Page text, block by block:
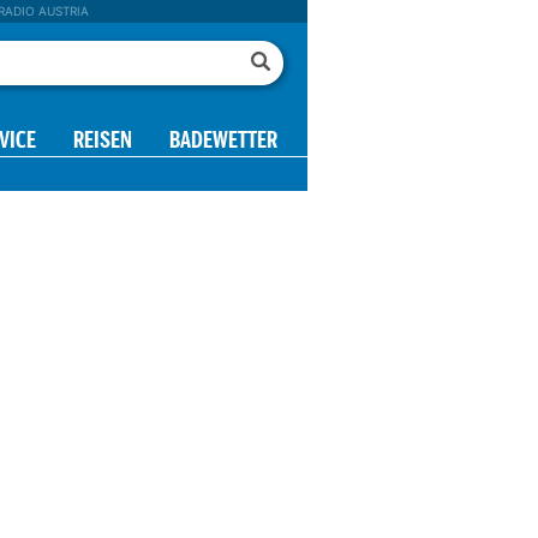
RADIO AUSTRIA
REISEN BADEWETTER